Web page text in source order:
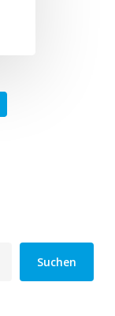
Suchen